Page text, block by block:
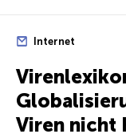
Internet
Viren nicht